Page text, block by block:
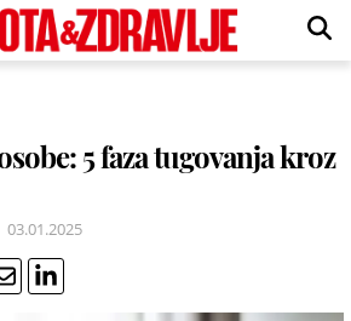
5 faza tugovanja kroz
03.01.2025